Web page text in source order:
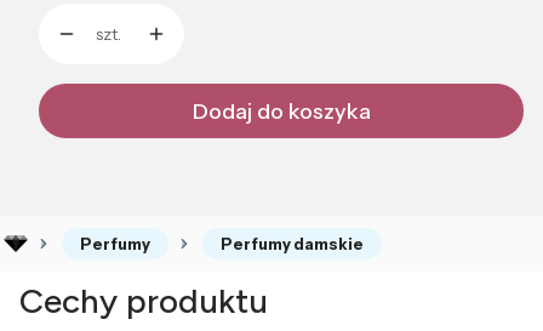
szt.
Dodaj do koszyka
Perfumy Perfumy damskie
Cechy produktu